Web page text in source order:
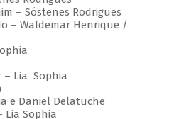
– Sóstenes Rodrigues
– Waldemar Henrique /
– Lia Sophia
e Daniel Delatuche
Lia Sophia